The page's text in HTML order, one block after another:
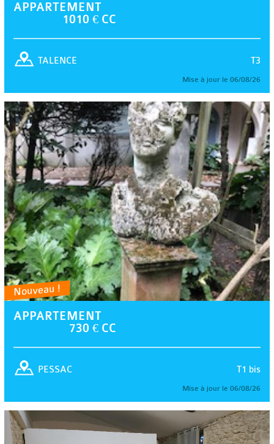
APPARTEMENT
1010 € CC
T3
TALENCE
Mise à jour le 06/08/26
Nouveau !
APPARTEMENT
730 € CC
T1 bis
PESSAC
Mise à jour le 06/08/26